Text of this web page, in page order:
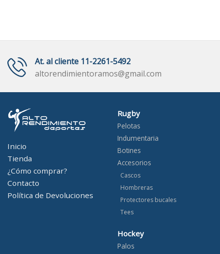
At. al cliente 11-2261-5492
altorendimientoramos@gmail.com
Inicio
Tienda
¿Cómo comprar?
Contacto
Política de Devoluciones
Rugby
Pelotas
Indumentaria
Botines
Accesorios
Cascos
Hombreras
Protectores bucales
Tees
Hockey
Palos